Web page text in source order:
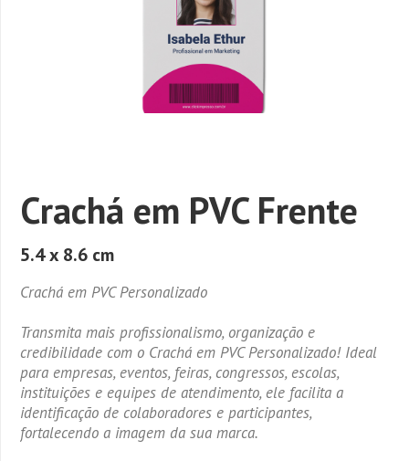
Crachá em PVC Frente
5.4 x 8.6 cm
Crachá em PVC Personalizado
Transmita mais profissionalismo, organização e
credibilidade com o Crachá em PVC Personalizado! Ideal
para empresas, eventos, feiras, congressos, escolas,
instituições e equipes de atendimento, ele facilita a
identificação de colaboradores e participantes,
fortalecendo a imagem da sua marca.